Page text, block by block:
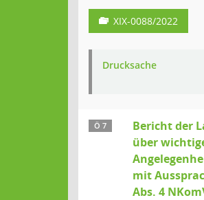
XIX-0088/2022
Drucksache
Ö 7
Bericht der
über
mit
Abs. 4